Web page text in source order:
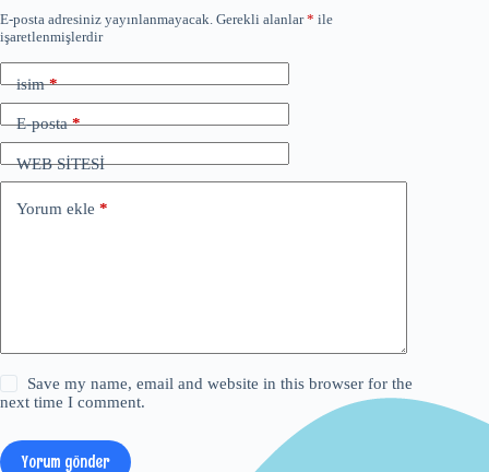
E-posta adresiniz yayınlanmayacak. Gerekli alanlar* ile
işaretlenmişlerdir
isim*
E-posta*
WEB SİTESİ
Yorum ekle *
Save my name, email and website in this browser for the
next time I comment.
Yorum gönder